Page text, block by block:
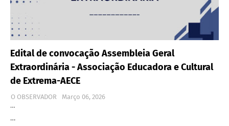
Edital de convocação Assembleia Geral
Extraordinária - Associação Educadora e Cultural
de Extrema-AECE
O OBSERVADOR
Março 06, 2026
…
…